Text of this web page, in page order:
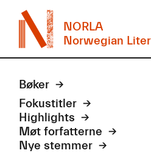
NORLA
Norwegian
Bøker
Fokustitler
Highlights
Møt forfatterne
Nye stemmer